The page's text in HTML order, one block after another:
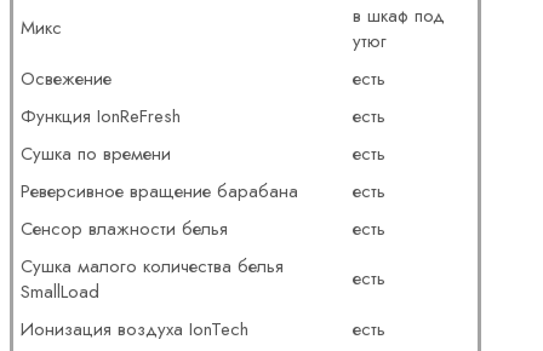
Микс
в шкаф под
утюг
Освежение
есть
Функция IonReFresh
есть
Сушка по времени
есть
Реверсивное вращение барабана
есть
Сенсор влажности белья
есть
Сушка малого количества белья
SmallLoad
есть
Ионизация воздуха IonTech
есть